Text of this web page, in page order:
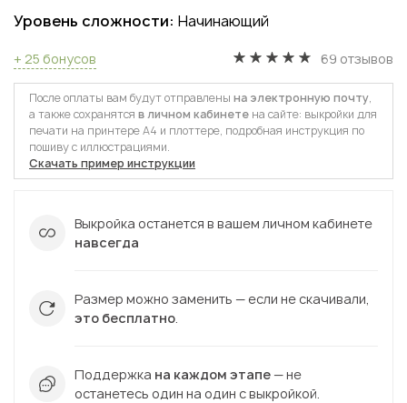
Уровень сложности: Начинающий
+ 25 бонусов 69 отзывов
После оплаты вам будут отправлены на электронную почту,
а также сохранятся в личном кабинете на сайте: выкройки для
печати на принтере А4 и плоттере, подробная инструкция по
пошиву с иллюстрациями.
Скачать пример инструкции
Выкройка останется в вашем личном кабинете
навсегда
Размер можно заменить — если не скачивали,
это бесплатно.
Поддержка на каждом этапе — не
останетесь один на один с выкройкой.